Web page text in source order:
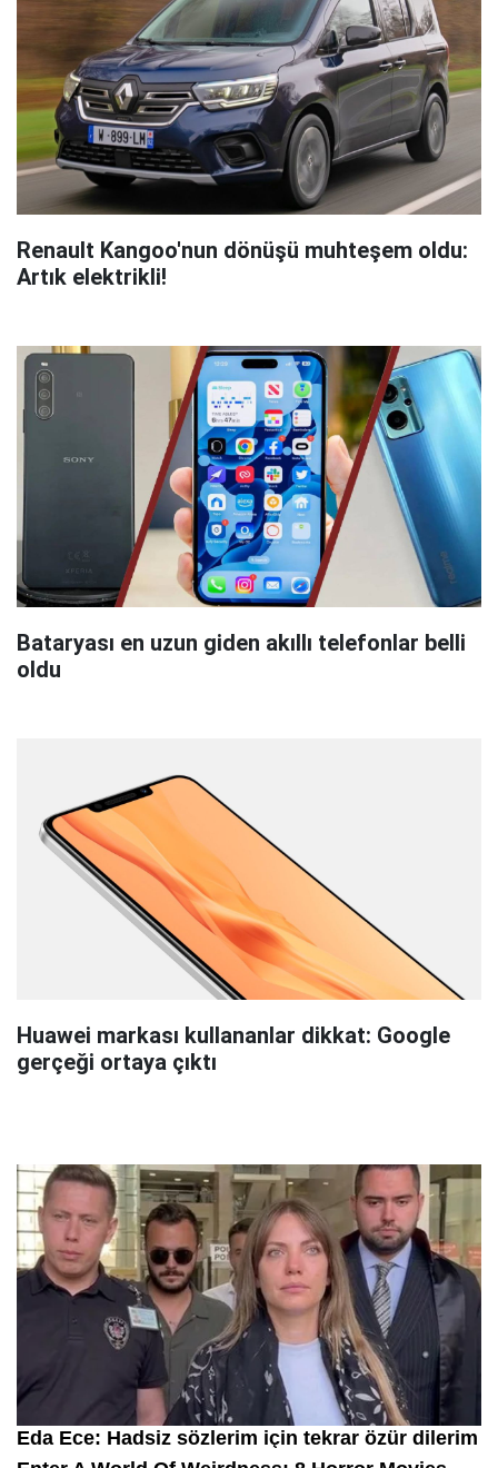
Renault Kangoo'nun dönüşü muhteşem oldu:
Artık elektrikli!
Bataryası en uzun giden akıllı telefonlar belli
oldu
Huawei markası kullananlar dikkat: Google
gerçeği ortaya çıktı